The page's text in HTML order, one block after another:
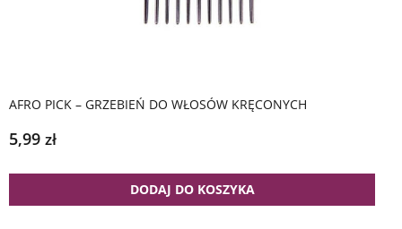
AFRO PICK – GRZEBIEŃ DO WŁOSÓW KRĘCONYCH
5,99 zł
DODAJ DO KOSZYKA